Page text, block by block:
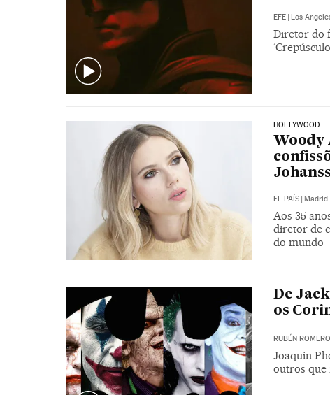
EFE Los
Diretor do
HOLLYWOOD
Woody
EL PAÍS | Madrid
Aos 35
diretor de
do mundo
De
os
RUBÉN
Joaquin
outros que